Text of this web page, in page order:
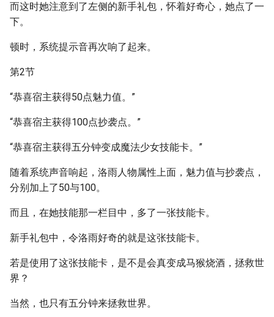
而这时她注意到了左侧的新手礼包，怀着好奇心，她点了一
下。
顿时，系统提示音再次响了起来。
第2节
“恭喜宿主获得50点魅力值。”
“恭喜宿主获得100点抄袭点。”
“恭喜宿主获得五分钟变成魔法少女技能卡。”
随着系统声音响起，洛雨人物属性上面，魅力值与抄袭点，
分别加上了50与100。
而且，在她技能那一栏目中，多了一张技能卡。
新手礼包中，令洛雨好奇的就是这张技能卡。
若是使用了这张技能卡，是不是会真变成马猴烧酒，拯救世
界？
当然，也只有五分钟来拯救世界。